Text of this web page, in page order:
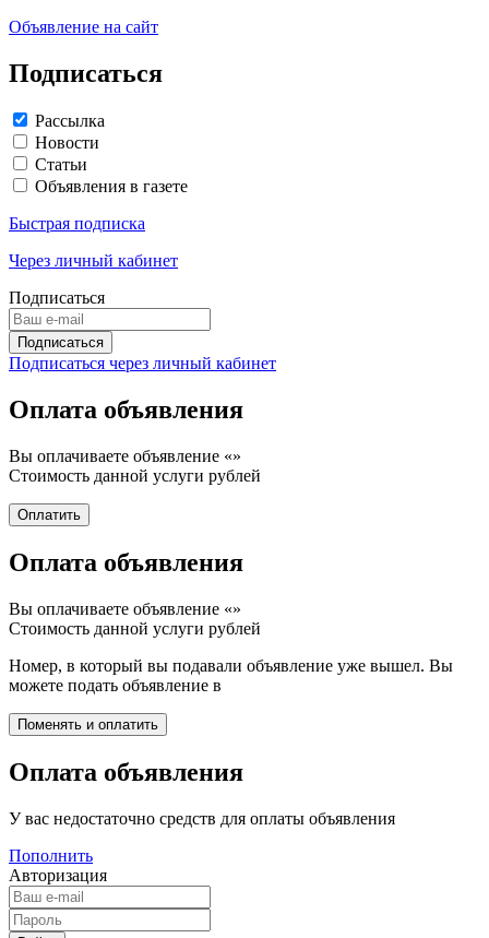
Объявление на сайт
Подписаться
Рассылка
Новости
Статьи
Объявления в газете
Быстрая подписка
Через личный кабинет
Подписаться
Подписаться через личный кабинет
Оплата объявления
Вы оплачиваете объявление «»
Стоимость данной услуги рублей
Оплата объявления
Вы оплачиваете объявление «»
Стоимость данной услуги рублей
Номер, в который вы подавали объявление уже вышел. Вы
можете подать объявление в
Оплата объявления
У вас недостаточно средств для оплаты объявления
Пополнить
Авторизация